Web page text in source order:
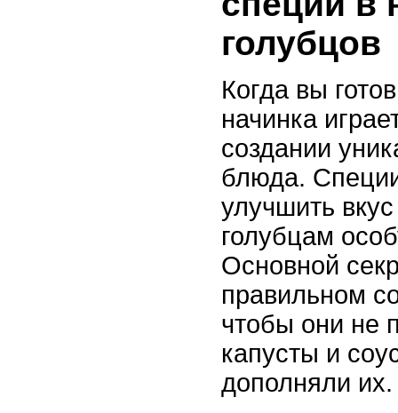
голубцов
Когда вы
начинка
создании
блюда.
улучшить
голубцам
Основной
правильном
чтобы они не
капусты и
дополняли их.